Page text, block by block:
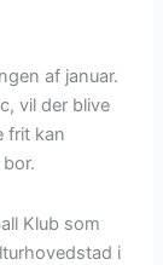
af januar.
vil der blive
frit kan
Klub som
i